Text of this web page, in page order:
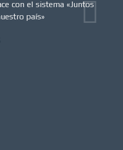
con el sistema «Juntos
país»